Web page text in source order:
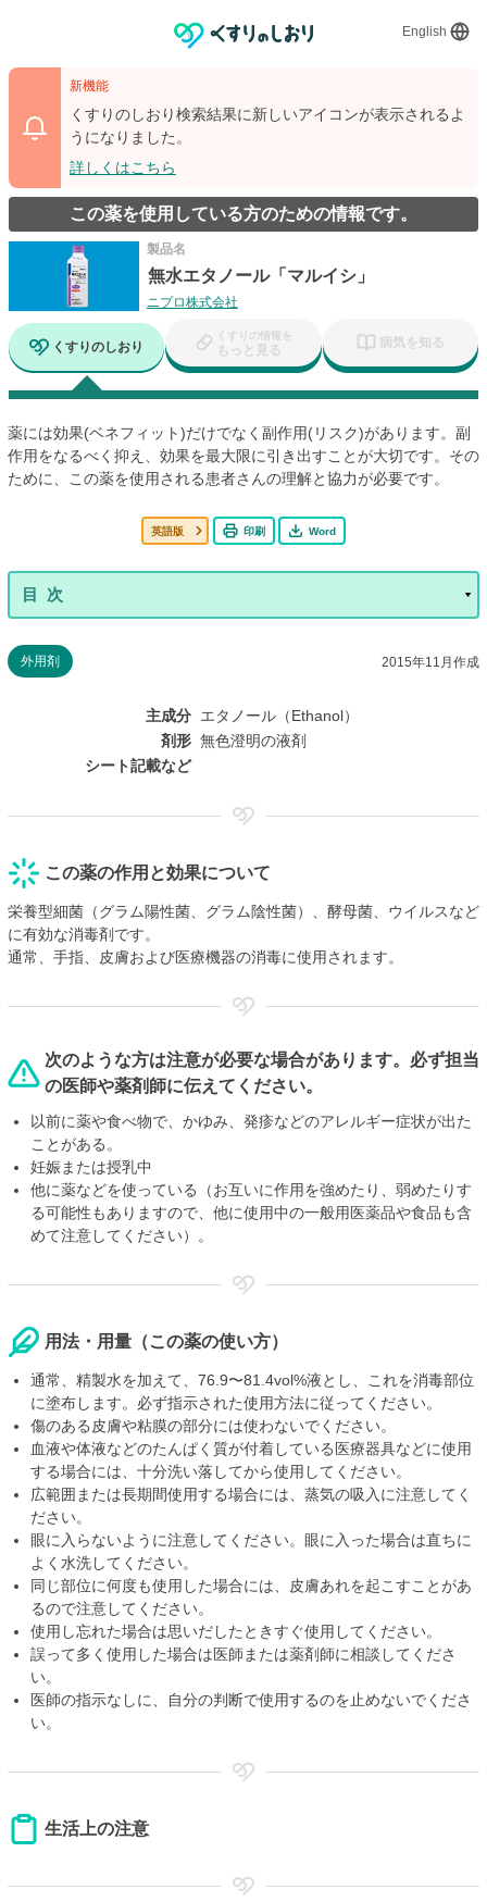
English
新機能
くすりのしおり検索結果に新しいアイコンが表示されるよ
うになりました。
詳しくはこちら
この薬を使用している方のための情報です。
製品名
無水エタノール「マルイシ」
ニプロ株式会社
くすりのしおり
くすりの情報を
もっと見る 病気を知る
薬には効果(ベネフィット)だけでなく副作用(リスク)があります。副
作用をなるべく抑え、効果を最大限に引き出すことが大切です。その
ために、この薬を使用される患者さんの理解と協力が必要です。
英語版 印刷 Word
外用剤 2015年11月作成
主成分 エタノール（Ethanol）
剤形 無色澄明の液剤
シート記載など
この薬の作用と効果について
栄養型細菌（グラム陽性菌、グラム陰性菌）、酵母菌、ウイルスなど
に有効な消毒剤です。
通常、手指、皮膚および医療機器の消毒に使用されます。
次のような方は注意が必要な場合があります。必ず担当
の医師や薬剤師に伝えてください。
以前に薬や食べ物で、かゆみ、発疹などのアレルギー症状が出た
ことがある。
妊娠または授乳中
他に薬などを使っている（お互いに作用を強めたり、弱めたりす
る可能性もありますので、他に使用中の一般用医薬品や食品も含
めて注意してください）。
用法・用量（この薬の使い方）
通常、精製水を加えて、76.9〜81.4vol%液とし、これを消毒部位
に塗布します。必ず指示された使用方法に従ってください。
傷のある皮膚や粘膜の部分には使わないでください。
血液や体液などのたんぱく質が付着している医療器具などに使用
する場合には、十分洗い落してから使用してください。
広範囲または長期間使用する場合には、蒸気の吸入に注意してく
ださい。
眼に入らないように注意してください。眼に入った場合は直ちに
よく水洗してください。
同じ部位に何度も使用した場合には、皮膚あれを起こすことがあ
るので注意してください。
使用し忘れた場合は思いだしたときすぐ使用してください。
誤って多く使用した場合は医師または薬剤師に相談してくださ
い。
医師の指示なしに、自分の判断で使用するのを止めないでくださ
い。
生活上の注意